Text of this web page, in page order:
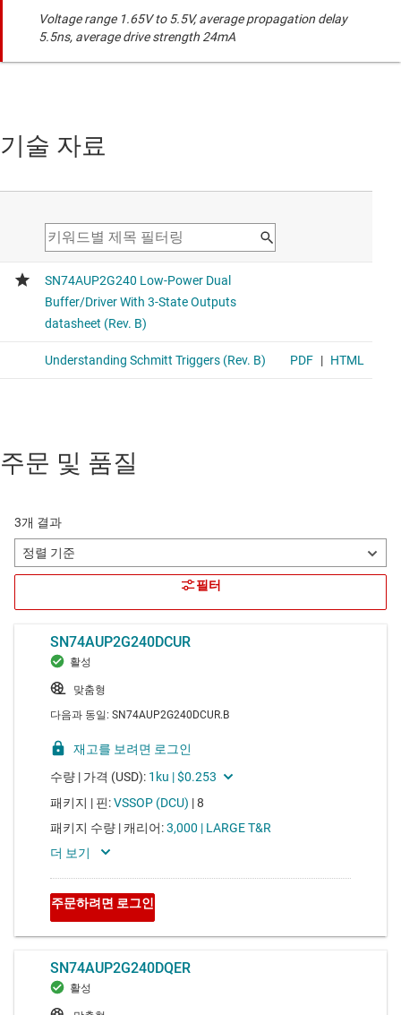
Voltage range 1.65V to 5.5V, average propagation delay
5.5ns, average drive strength 24mA
기술 자료
주문 및 품질